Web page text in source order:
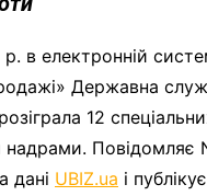
в електронній
Державна
12
Повідомляє
дані UBIZ.ua і